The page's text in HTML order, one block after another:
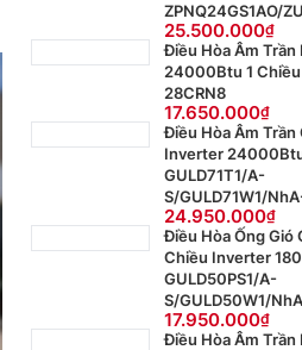
ZPNQ24GS1AO/
25.500.000
Điều Hòa Âm Trần
24000Btu 1
28CRN8
17.650.000
Điều Hòa Âm Trần
Inverter
GULD71T1/A-
S/GULD71W1/
24.950.000
Điều Hòa Ống Gió
Chiều Inverter
GULD50PS1/A-
S/GULD50W1/
17.950.000
Điều Hòa Âm Trần